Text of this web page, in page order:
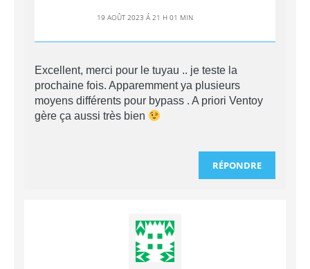
19 AOÛT 2023 Á 21 H 01 MIN
Excellent, merci pour le tuyau .. je teste la
prochaine fois. Apparemment ya plusieurs
moyens différents pour bypass . A priori Ventoy
gère ça aussi très bien
RÉPONDRE